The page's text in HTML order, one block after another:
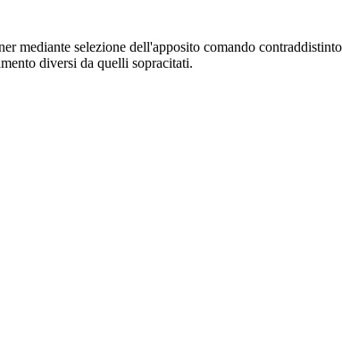
mediante selezione dell'apposito comando
diversi da quelli sopracitati.